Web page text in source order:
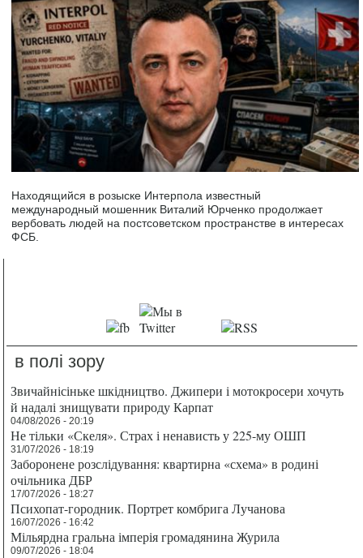
Находящийся в розыске Интерпола известный
международный мошенник Виталий Юрченко продолжает
вербовать людей на постсоветском пространстве в интересах
ФСБ.
в полі зору
Звичайнісіньке шкідництво. Джипери і мотокросери хочуть
й надалі знищувати природу Карпат
04/08/2026 - 20:19
Не тільки «Скеля». Страх і ненависть у 225-му ОШП
31/07/2026 - 18:19
Заборонене розслідування: квартирна «схема» в родині
очільника ДБР
17/07/2026 - 18:27
Психопат-городник. Портрет комбрига Лучанова
16/07/2026 - 16:42
Мільярдна гральна імперія громадянина Журила
09/07/2026 - 18:04